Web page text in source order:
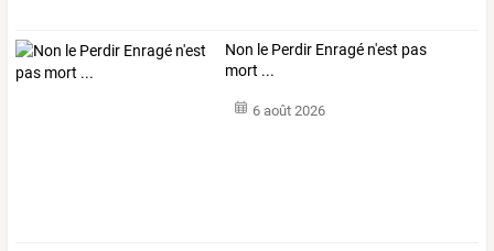
Non le Perdir Enragé n'est pas
mort ...
6 août 2026